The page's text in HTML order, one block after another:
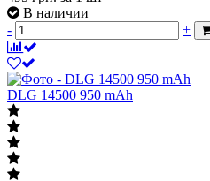
В наличии
-
+
DLG 14500 950 mAh